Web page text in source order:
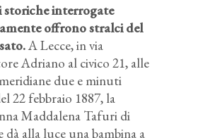
interrogate
offrono stralci del
A Lecce, in via
Adriano al civico 21, alle
due e minuti
22 febbraio 1887, la
Maddalena Tafuri di
alla luce una bambina a